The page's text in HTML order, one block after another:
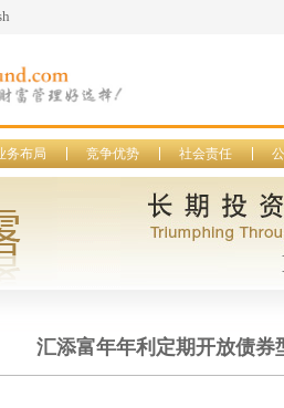
务布局 竞争优势 社会责任
汇添富年年利定期开放债券